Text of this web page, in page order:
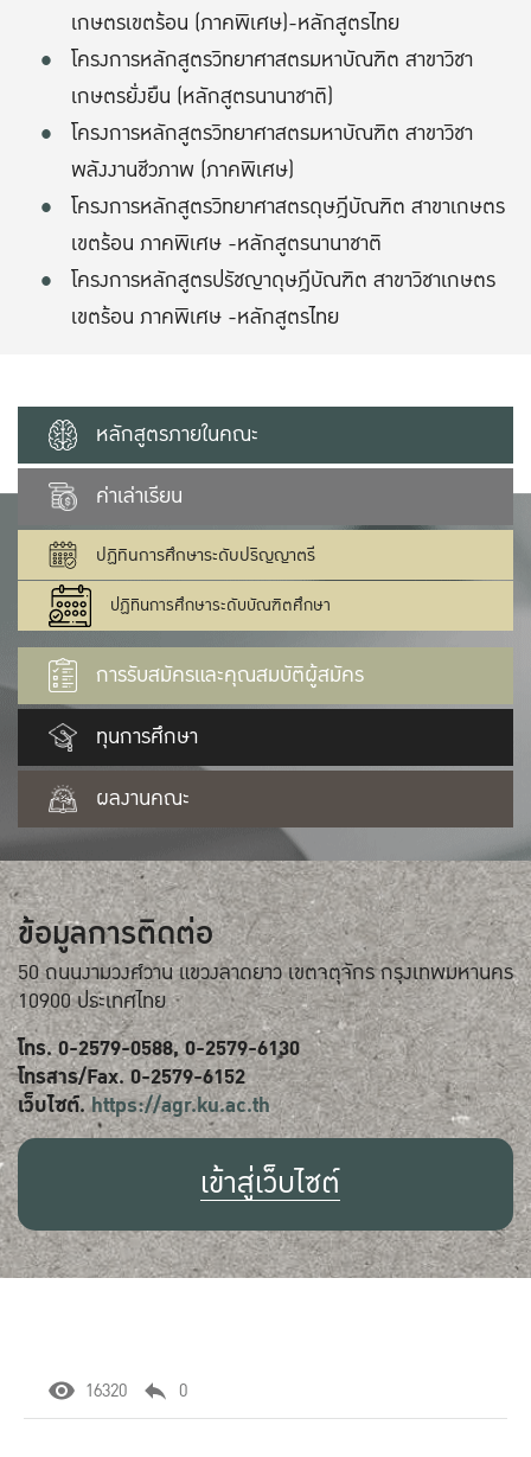
เกษตรเขตร้อน (ภาคพิเศษ)-หลักสูตรไทย
โครงการหลักสูตรวิทยาศาสตรมหาบัณฑิต สาขาวิชา
เกษตรยั่งยืน (หลักสูตรนานาชาติ)
โครงการหลักสูตรวิทยาศาสตรมหาบัณฑิต สาขาวิชา
พลังงานชีวภาพ (ภาคพิเศษ)
โครงการหลักสูตรวิทยาศาสตรดุษฎีบัณฑิต สาขาเกษตร
เขตร้อน ภาคพิเศษ -หลักสูตรนานาชาติ
โครงการหลักสูตรปรัชญาดุษฎีบัณฑิต สาขาวิชาเกษตร
เขตร้อน ภาคพิเศษ -หลักสูตรไทย
หลักสูตรภายในคณะ
ค่าเล่าเรียน
ปฏิทินการศึกษาระดับปริญญาตรี
ปฏิทินการศึกษาระดับบัณฑิตศึกษา
การรับสมัครและคุณสมบัติผู้สมัคร
ทุนการศึกษา
ผลงานคณะ
ข้อมูลการติดต่อ
50 ถนนงามวงศ์วาน แขวงลาดยาว เขตจตุจักร กรุงเทพมหานคร
10900 ประเทศไทย
โทร. 0-2579-0588, 0-2579-6130
โทรสาร/Fax. 0-2579-6152
เว็บไซต์.https://agr.ku.ac.th
เข้าสู่เว็บไซต์
16320 0